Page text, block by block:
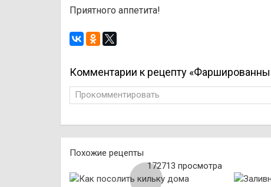
Приятного аппетита!
Комментарии к рецепту
Прокомментировать
Похожие рецепты
172713 просмотра